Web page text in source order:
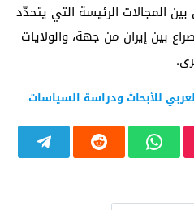
بين المجالات الرئيسة التي يتحدّد
بين إيران من جهة، والولايات
للأبحاث ودراسة السياسات